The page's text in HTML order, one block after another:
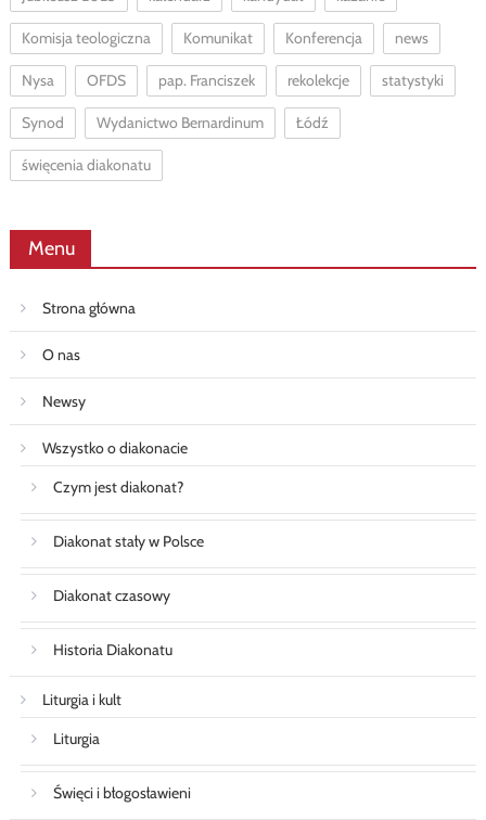
Komisja teologiczna Komunikat Konferencja news
Nysa OFDS pap. Franciszek rekolekcje statystyki
Synod Wydanictwo Bernardinum Łódź
święcenia diakonatu
Menu
Strona główna
O nas
Newsy
Wszystko o diakonacie
Czym jest diakonat?
Diakonat stały w Polsce
Diakonat czasowy
Historia Diakonatu
Liturgia i kult
Liturgia
Święci i błogosławieni